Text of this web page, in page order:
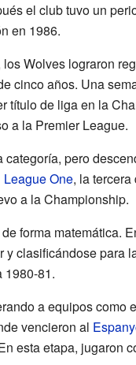
el club tuvo un
en 1986.
Wolves lograron
cinco años. Una
título de liga en la
a la Premier League.
pero
One, la
a la Championship.
forma matemática.
y clasificándose para
1980-81.
a equipos como
vencieron al
esta etapa, jugaron